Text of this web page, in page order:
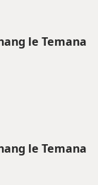
le Temana
le Temana